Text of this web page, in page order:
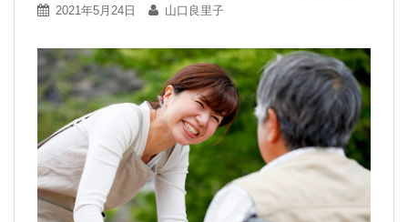
2021年5月24日 山口良里子